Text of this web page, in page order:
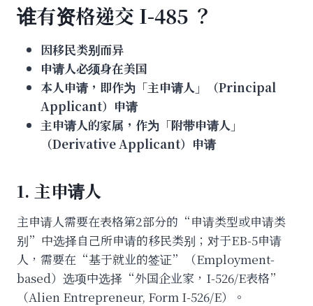
谁有资格递交 I-485 ？
因移民类别而异
申请人必须身在美国
本人申请，即作为「主申请人」（Principal
Applicant）申请
主申请人的家属，作为「附带申请人」
（Derivative Applicant）申请
1. 主申请人
主申请人需要在表格第2部分的“申请类型或申请类
别”中选择自己所申请的移民类别；对于EB-5申请
人，需要在“基于就业的签证”（Employment-
based）选项中选择“外国企业家，I-526/E表格”
（Alien Entrepreneur, Form I-526/E）。